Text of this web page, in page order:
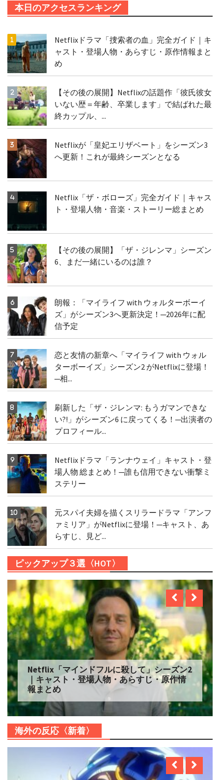
本日のアクセスランキング
Netflixドラマ「捜索者の血」完全ガイド｜キ
ャスト・登場人物・あらすじ・原作情報まと
め
【その後の展開】Netflixの話題作「彼氏彼女
いない歴＝年齢、卒業します」で結ばれた最
終カップル、...
Netflixが「皇妃エリザベート」をシーズン3
へ更新！これが最終シーズンとなる
Netflix「ザ・ボローズ」完全ガイド｜キャス
ト・登場人物・音楽・ストーリー総まとめ
【その後の展開】「ザ・ジレンマ」シーズン
6、まだ一緒にいるのは誰？
朗報：「マイライフ with ウォルターボーイ
ズ」がシーズン3へ更新決定！─2026年に配
信予定
恋と友情の新章へ「マイライフ with ウォル
ターボーイズ」シーズン2 がNetflixに登場！
─相...
刷新した「ザ・ジレンマ: もうガマンできな
い?!」がシーズン6 に戻ってくる！─出演者の
プロフィール...
Netflixドラマ「ランナウェイ」キャスト・登
場人物 総まとめ！─誰も信用できない衝撃ミ
ステリー
元スパイ夫婦を描くスリラードラマ「アンフ
ァミリア」がNetflixに登場！─キャスト、あ
らすじ、見ど...
ピックアップ３選〈HOT〉
Netflix「自由研究には向かない殺人」シー
ズン2 配信へ｜キャスト・登場人物・あらす
じ・原作情報まとめ
海外の反応〈新着〉